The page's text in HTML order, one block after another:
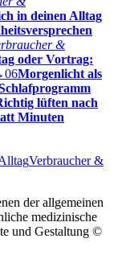
in deinen Alltag
&
oder Vortrag:
06Morgenlicht als
lüften nach
Minuten
Verbraucher &
der allgemeinen
medizinische
und Gestaltung ©